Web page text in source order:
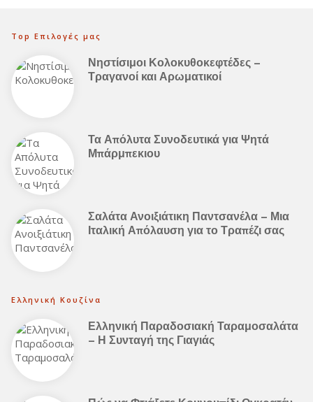
Top Επιλογές μας
Νηστίσιμοι Κολοκυθοκεφτέδες –
Τραγανοί και Αρωματικοί
Τα Απόλυτα Συνοδευτικά για Ψητά
Μπάρμπεκιου
Σαλάτα Ανοιξιάτικη Παντσανέλα – Μια
Ιταλική Απόλαυση για το Τραπέζι σας
Ελληνική Κουζίνα
Ελληνική Παραδοσιακή Ταραμοσαλάτα
– Η Συνταγή της Γιαγιάς